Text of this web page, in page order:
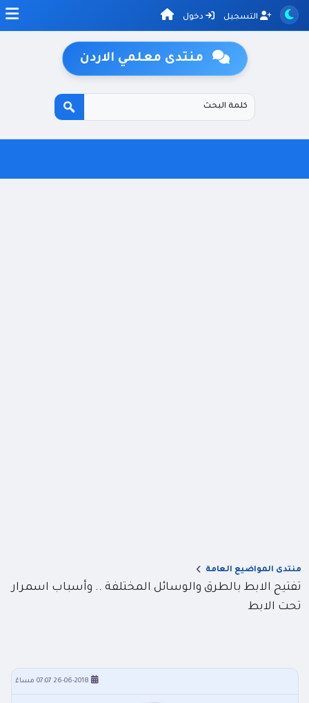
التسجيل دخول
منتدى معلمي الاردن
منتدى المواضيع العامة
تفتيح الابط بالطرق والوسائل المختلفة .. وأسباب اسمرار
تحت الابط
26-06-2018 07:07 مساءً